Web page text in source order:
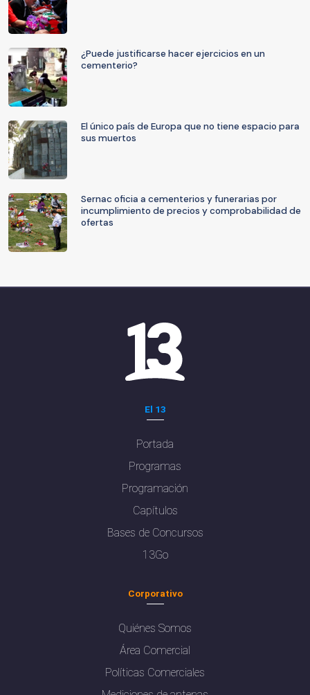
¿Puede justificarse hacer ejercicios en un
cementerio?
El único país de Europa que no tiene espacio para
sus muertos
Sernac oficia a cementerios y funerarias por
incumplimiento de precios y comprobabilidad de
ofertas
El 13
Portada
Programas
Programación
Capítulos
Bases de Concursos
13Go
Corporativo
Quiénes Somos
Área Comercial
Políticas Comerciales